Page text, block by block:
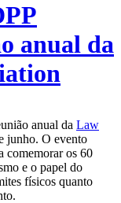
anual da
anual da Law
junho. O evento
comemorar os 60
e o papel do
físicos quanto